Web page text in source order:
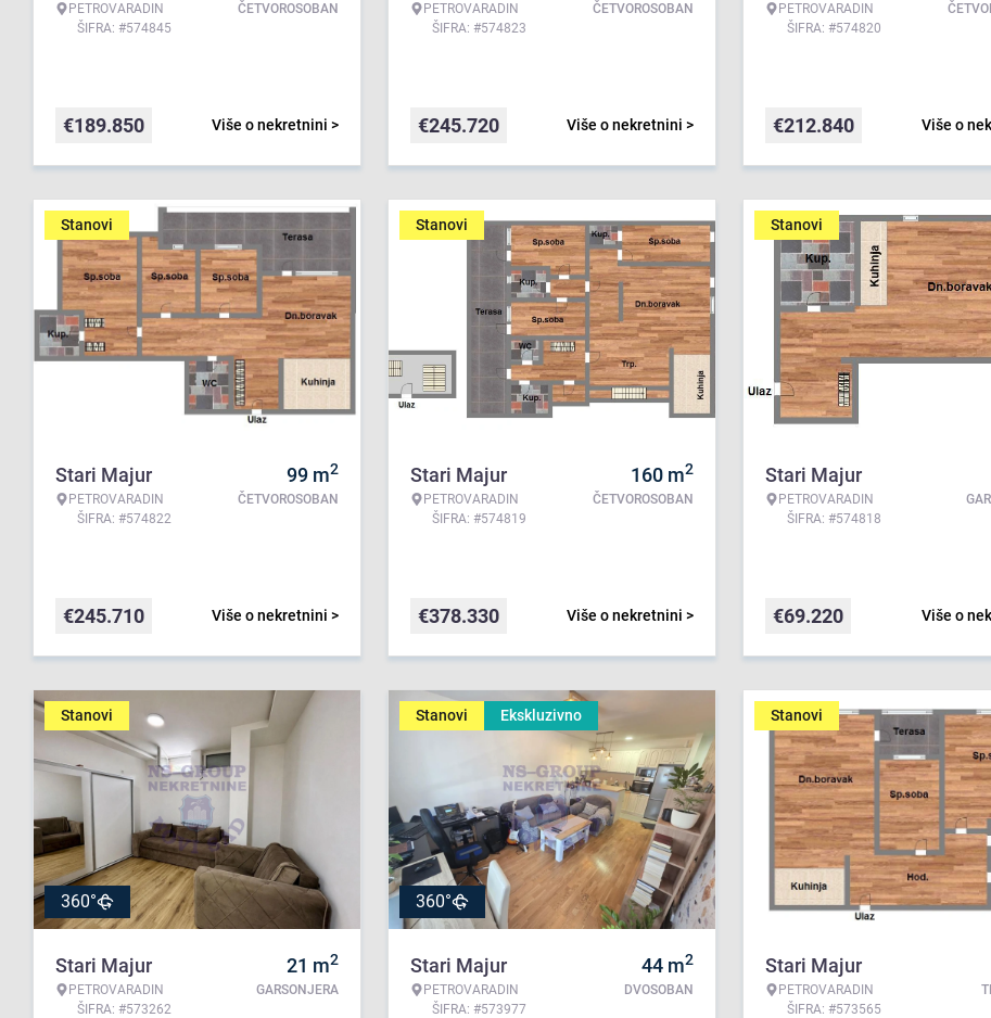
PETROVARADIN
ŠIFRA: #574845
ČETVOROSOBAN
Više o nekretnini >
€189.850
PETROVARADIN
ŠIFRA: #574823
ČETVOROSOBAN
Više o nekretnini >
€245.720
PETROVARADIN
ŠIFRA: #574820
Više o
€212.840
Stanovi
Stari Majur
PETROVARADIN
ŠIFRA: #574822
99 m2
ČETVOROSOBAN
Više o nekretnini >
€245.710
Stanovi
Stari Majur
PETROVARADIN
ŠIFRA: #574819
160 m2
ČETVOROSOBAN
Više o nekretnini >
€378.330
Stanovi
Stari Majur
PETROVARADIN
ŠIFRA: #574818
Više o
€69.220
Stanovi
360°
Stari Majur
PETROVARADIN
ŠIFRA: #573262
21 m2
GARSONJERA
Stanovi Ekskluzivno
360°
Stari Majur
PETROVARADIN
ŠIFRA: #573977
44 m2
DVOSOBAN
Stanovi
Stari Majur
PETROVARADIN
ŠIFRA: #573565